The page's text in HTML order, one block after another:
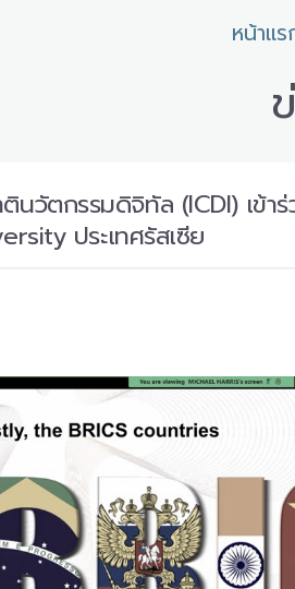
หน้าแร
วัตกรรมดิจิทัล (ICDI) เข้า
ประเทศรัสเซีย